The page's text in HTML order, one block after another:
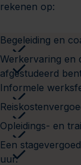
rekenen op:
Begeleiding en
Werkervaring en
afgestudeerd
Informele
Opleidings- en
Een
uur.